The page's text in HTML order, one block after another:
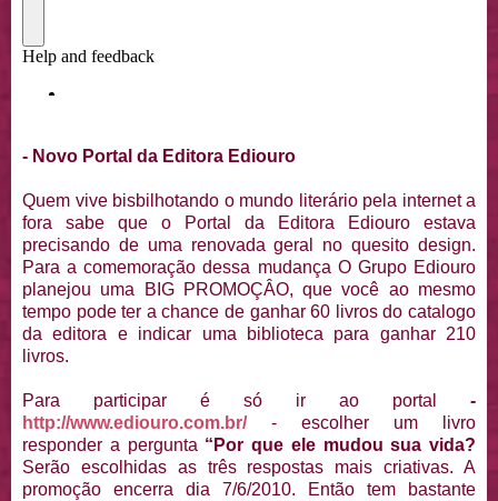
- Novo Portal da Editora Ediouro
Quem vive bisbilhotando o mundo literário pela internet a
fora sabe que o Portal da Editora Ediouro estava
precisando de uma renovada geral no quesito design.
Para a comemoração dessa mudança O Grupo Ediouro
planejou uma BIG PROMOÇÂO, que você ao mesmo
tempo pode ter a chance de ganhar 60 livros do catalogo
da editora e indicar uma biblioteca para ganhar 210
livros.
Para participar é só ir ao portal
-
http://www.ediouro.com.br/- escolher um livro
responder a pergunta “Por que ele mudou sua vida?
Serão escolhidas as três respostas mais criativas. A
promoção encerra dia 7/6/2010. Então tem bastante